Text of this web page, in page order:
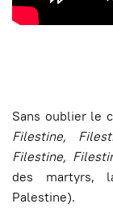
Sans oublier le
Filestine,
Filestine,
des martyrs,
Palestine).